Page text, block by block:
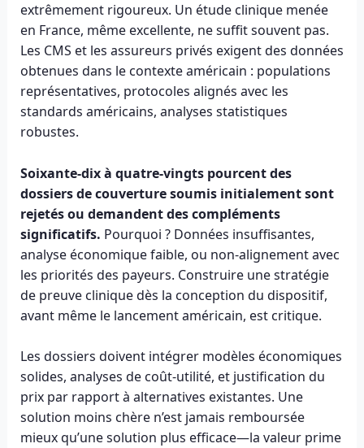
extrêmement rigoureux. Un étude clinique menée
en France, même excellente, ne suffit souvent pas.
Les CMS et les assureurs privés exigent des données
obtenues dans le contexte américain : populations
représentatives, protocoles alignés avec les
standards américains, analyses statistiques
robustes.
Soixante-dix à quatre-vingts pourcent des
dossiers de couverture soumis initialement sont
rejetés ou demandent des compléments
significatifs. Pourquoi ? Données insuffisantes,
analyse économique faible, ou non-alignement avec
les priorités des payeurs. Construire une stratégie
de preuve clinique dès la conception du dispositif,
avant même le lancement américain, est critique.
Les dossiers doivent intégrer modèles économiques
solides, analyses de coût-utilité, et justification du
prix par rapport à alternatives existantes. Une
solution moins chère n’est jamais remboursée
mieux qu’une solution plus efficace—la valeur prime